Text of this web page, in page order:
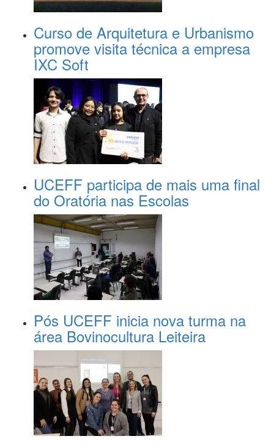
Curso de Arquitetura e Urbanismo
promove visita técnica a empresa
IXC Soft
UCEFF participa de mais uma final
do Oratória nas Escolas
Pós UCEFF inicia nova turma na
área Bovinocultura Leiteira